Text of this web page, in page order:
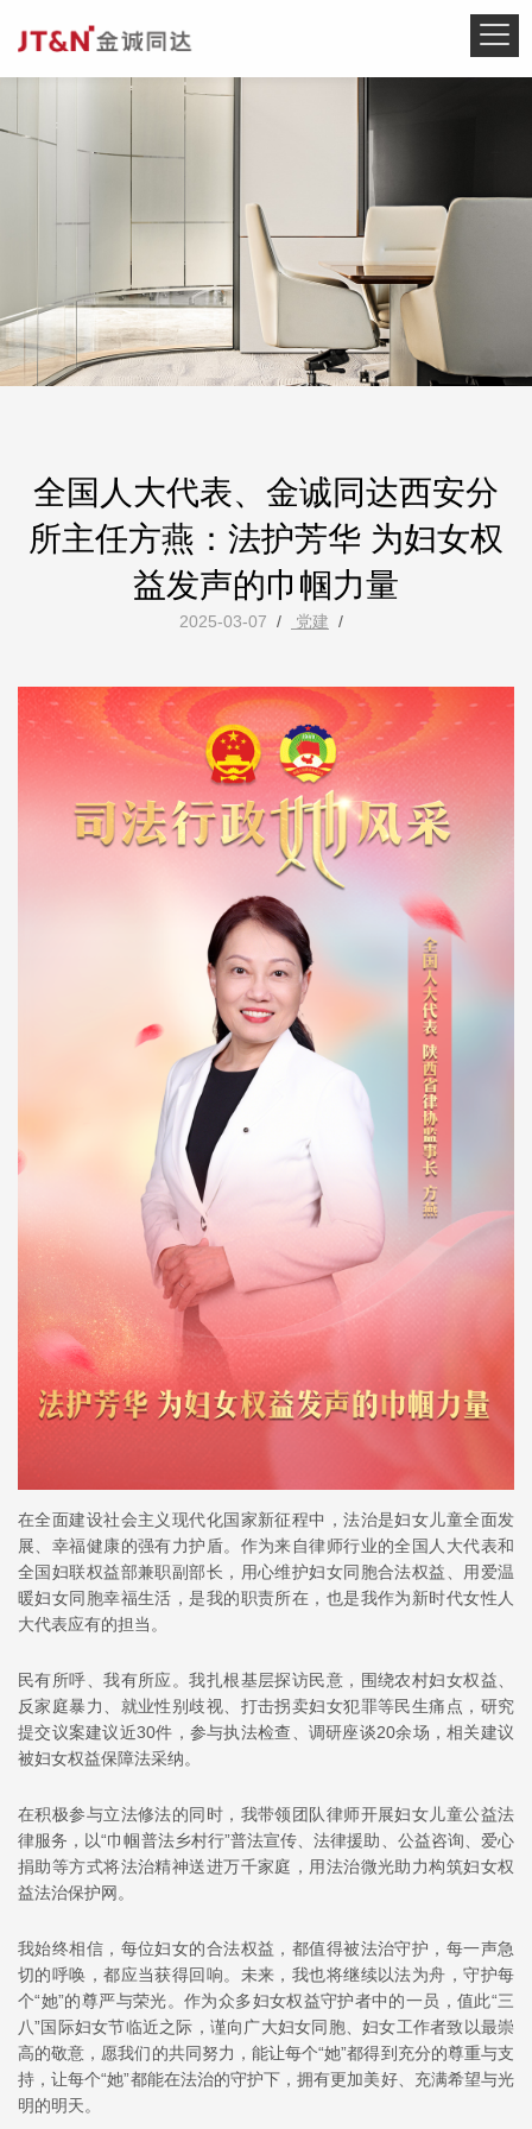
全国人大代表、金诚同达西安分
所主任方燕：法护芳华 为妇女权
益发声的巾帼力量
2025-03-07 / 党建 /
在全面建设社会主义现代化国家新征程中，法治是妇女儿童全面发
展、幸福健康的强有力护盾。作为来自律师行业的全国人大代表和
全国妇联权益部兼职副部长，用心维护妇女同胞合法权益、用爱温
暖妇女同胞幸福生活，是我的职责所在，也是我作为新时代女性人
大代表应有的担当。
民有所呼、我有所应。我扎根基层探访民意，围绕农村妇女权益、
反家庭暴力、就业性别歧视、打击拐卖妇女犯罪等民生痛点，研究
提交议案建议近30件，参与执法检查、调研座谈20余场，相关建议
被妇女权益保障法采纳。
在积极参与立法修法的同时，我带领团队律师开展妇女儿童公益法
律服务，以“巾帼普法乡村行”普法宣传、法律援助、公益咨询、爱心
捐助等方式将法治精神送进万千家庭，用法治微光助力构筑妇女权
益法治保护网。
我始终相信，每位妇女的合法权益，都值得被法治守护，每一声急
切的呼唤，都应当获得回响。未来，我也将继续以法为舟，守护每
个“她”的尊严与荣光。作为众多妇女权益守护者中的一员，值此“三
八”国际妇女节临近之际，谨向广大妇女同胞、妇女工作者致以最崇
高的敬意，愿我们的共同努力，能让每个“她”都得到充分的尊重与支
持，让每个“她”都能在法治的守护下，拥有更加美好、充满希望与光
明的明天。